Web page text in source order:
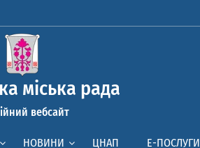
міська рада
вебсайт
НОВИНИ ЦНАП Е-ПОСЛУГИ